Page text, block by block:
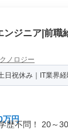
ンジニア|前職
ノロジー
日祝休み｜IT業界
万円
歴不問！ 20～